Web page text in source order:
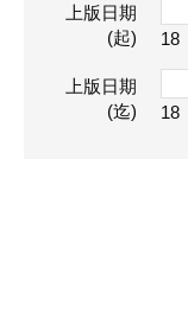
上版日期
(起)
18
上版日期
(迄)
18